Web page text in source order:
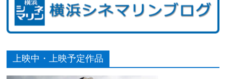
上映中・上映予定作品